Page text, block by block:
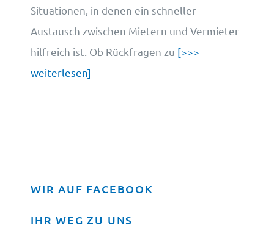
Situationen, in denen ein schneller
Austausch zwischen Mietern und Vermieter
hilfreich ist. Ob Rückfragen zu [>>>
weiterlesen]
WIR AUF FACEBOOK
IHR WEG ZU UNS